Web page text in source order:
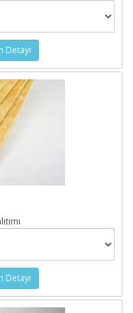
Detayı
Detayı